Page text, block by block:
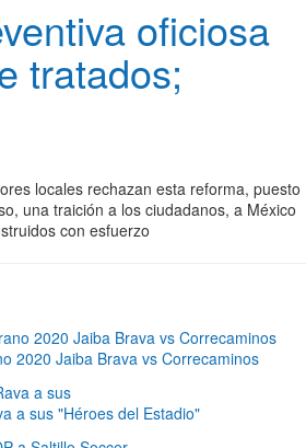
oficiosa
tratados;
locales rechazan esta reforma, puesto
una traición a los ciudadanos, a México
con esfuerzo
2020 Jaiba Brava vs Correcaminos
a sus "Héroes del Estadio"